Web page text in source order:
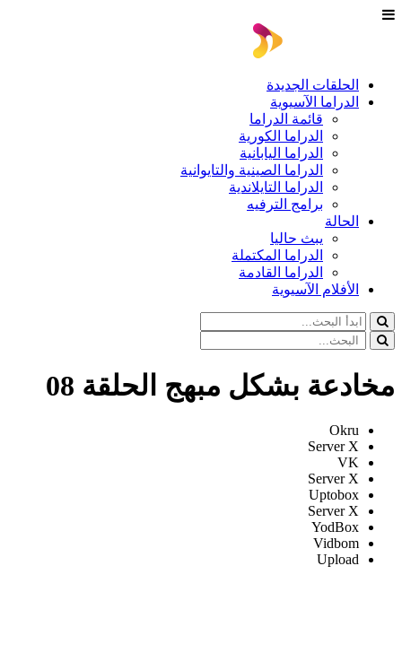
الحلقات الجديدة
الدراما الآسيوية
قائمة الدراما
الدراما الكورية
الدراما اليابانية
الدراما الصينية والتايوانية
الدراما التايلاندية
برامج الترفيه
الحالة
يبث حاليا
الدراما المكتملة
الدراما القادمة
الأفلام الآسيوية
مخادعة بشكل مبهج الحلقة 08
Okru
Server X
VK
Server X
Uptobox
Server X
YodBox
Vidbom
Upload